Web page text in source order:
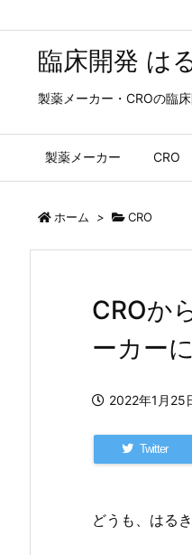
臨床開発 は
製薬メーカー・CROの臨
製薬メーカー CRO
ホーム > CRO
CROか
ーカー
2022年1月25
Twitter
どうも、はるき